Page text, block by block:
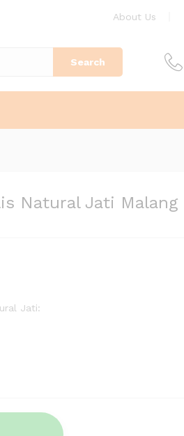
About Us
Search
Natural Jati Malang
Jati: